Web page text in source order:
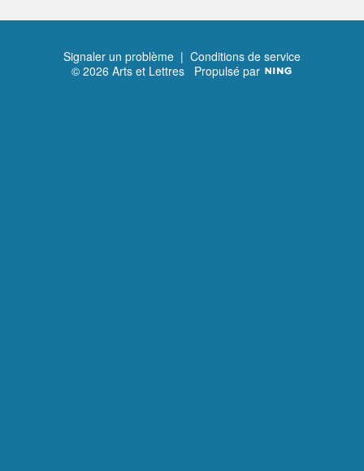
Signaler un problème | Conditions de service
© 2026 Arts et Lettres Propulsé par